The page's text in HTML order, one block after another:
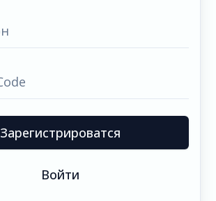
Зарегистрироватся
Войти